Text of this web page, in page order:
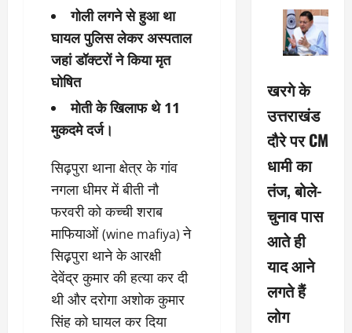
गोली लगने से हुआ था
घायल पुलिस लेकर अस्‍पताल
जहां डॉक्‍टरों ने किया मृत
घोषित
मोती के खिलाफ थे 11
मुकदमे दर्ज।
सिढ़पुरा थाना क्षेत्र के गांव
नगला धीमर में बीती नौ
फरवरी को कच्ची शराब
माफियाओं(wine mafiya)ने
सिढ़़पुरा थाने के आरक्षी
देवेंद्र कुमार की हत्या कर दी
थी और दरोगा अशोक कुमार
सिंह को घायल कर दिया
खरगे के
उत्तराखंड
दौरे पर CM
धामी का
तंज, बोले-
चुनाव पास
आते ही
याद आने
लगते हैं
लोग